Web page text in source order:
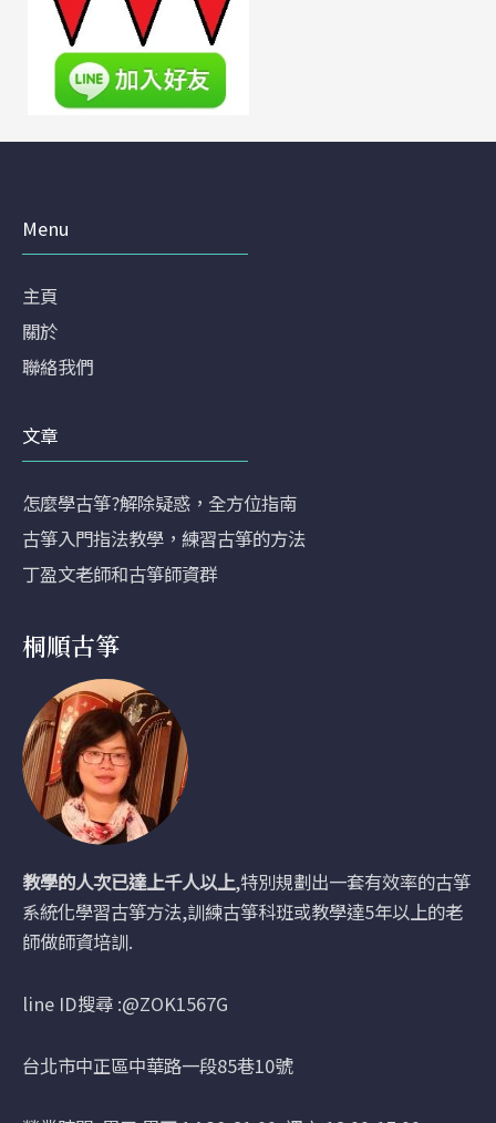
Menu
主頁
關於
聯絡我們
文章
怎麼學古箏?解除疑惑，全方位指南
古箏入門指法教學，練習古箏的方法
丁盈文老師和古箏師資群
桐順古箏
教學的人次已達上千人以上,特別規劃出一套有效率的古箏
系統化學習古箏方法,訓練古箏科班或教學達5年以上的老
師做師資培訓.
line ID搜尋 :@ZOK1567G
台北市中正區中華路一段85巷10號